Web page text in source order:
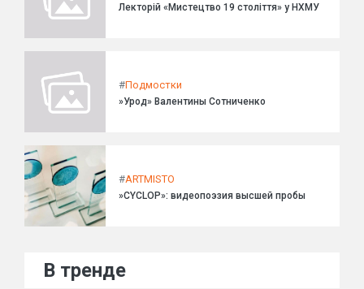
Лекторій «Мистецтво 19 століття» у НХМУ
#Подмостки
»Урод» Валентины Сотниченко
#ARTMISTO
»CYCLOP»: видеопоэзия высшей пробы
В тренде